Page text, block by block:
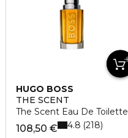
HUGO BOSS
THE SCENT
The Scent Eau De Toilette
108,50 € 4.8 218